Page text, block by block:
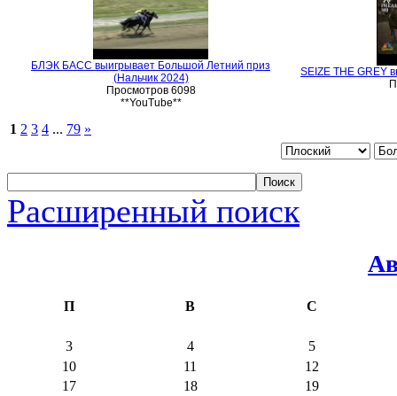
БЛЭК БАСС выигрывает Большой Летний приз
(Нальчик 2024)
Просмотров 6098
**YouTube**
SEIZE THE GREY
1 2 3 4 ... 79 »
Расширенный поиск
П В С
3 4
5
10
11
12
17
18
19